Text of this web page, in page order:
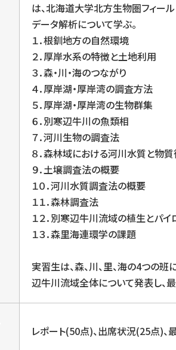
は、北海道大学北方生物圏フィー
データ解析について学ぶ。
１．根釧地方の自然環境
２．厚岸水系の特徴と土地利用
３．森・川・海のつながり
４．厚岸湖・厚岸湾の調査方法
５．厚岸湖・厚岸湾の生物群集
６．別寒辺牛川の魚類相
７．河川生物の調査法
８．森林域における河川水質と物
９．土壌調査法の概要
１０．河川水質調査法の概要
１１．森林調査法
１２．別寒辺牛川流域の植生とパイ
１３．森里海連環学の課題
実習生は、森、川、里、海の4つの
辺牛川流域全体について発表し、
レポート(50点)、出席状況(25点)